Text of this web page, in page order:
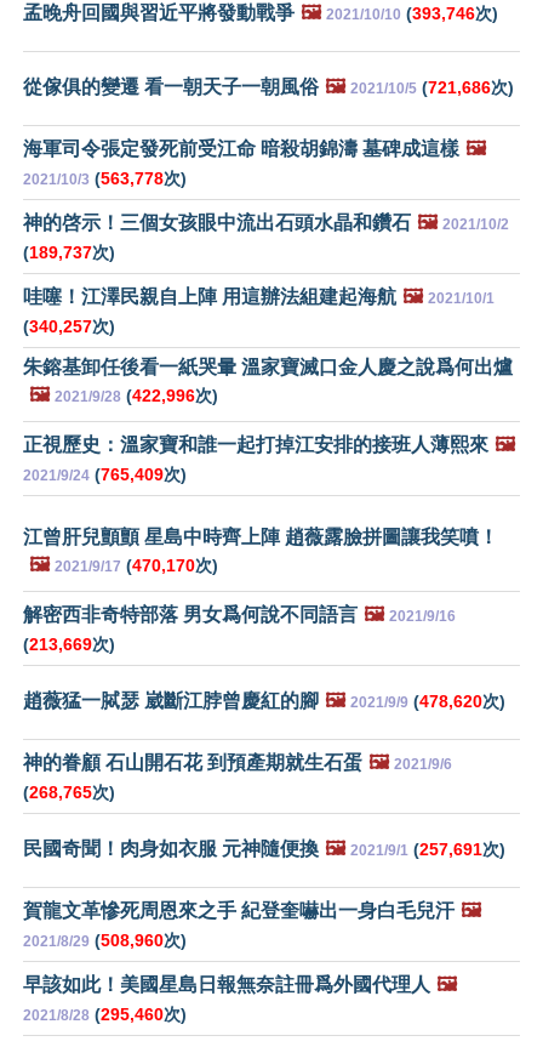
孟晚舟回國與習近平將發動戰爭 🖼️ 2021/10/10 (393,746次)
從傢俱的變遷 看一朝天子一朝風俗 🖼️ 2021/10/5 (721,686次)
海軍司令張定發死前受江命 暗殺胡錦濤 墓碑成這樣 🖼️
2021/10/3 (563,778次)
神的啓示！三個女孩眼中流出石頭水晶和鑽石 🖼️ 2021/10/2
(189,737次)
哇噻！江澤民親自上陣 用這辦法組建起海航 🖼️ 2021/10/1
(340,257次)
朱鎔基卸任後看一紙哭暈 溫家寶滅口金人慶之說爲何出爐
🖼️ 2021/9/28 (422,996次)
正視歷史：溫家寶和誰一起打掉江安排的接班人薄熙來 🖼️
2021/9/24 (765,409次)
江曾肝兒顫顫 星島中時齊上陣 趙薇露臉拼圖讓我笑噴！
🖼️ 2021/9/17 (470,170次)
解密西非奇特部落 男女爲何說不同語言 🖼️ 2021/9/16
(213,669次)
趙薇猛一脦瑟 崴斷江脖曾慶紅的腳 🖼️ 2021/9/9 (478,620次)
神的眷顧 石山開石花 到預產期就生石蛋 🖼️ 2021/9/6
(268,765次)
民國奇聞！肉身如衣服 元神隨便換 🖼️ 2021/9/1 (257,691次)
賀龍文革慘死周恩來之手 紀登奎嚇出一身白毛兒汗 🖼️
2021/8/29 (508,960次)
早該如此！美國星島日報無奈註冊爲外國代理人 🖼️
2021/8/28 (295,460次)